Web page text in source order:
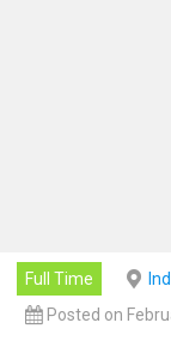
Full Time
Posted on